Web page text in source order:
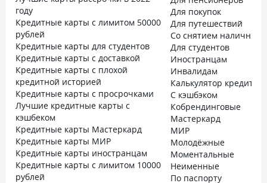
году
Кредитные карты с лимитом 50000
рублей
Кредитные карты для студентов
Кредитные карты с доставкой
Кредитные карты с плохой
кредитной историей
Кредитные карты с просрочками
Лучшие кредитные карты с
кэшбеком
Кредитные карты Мастеркард
Кредитные карты МИР
Кредитные карты иностранцам
Кредитные карты с лимитом 10000
рублей
Для покупок
Для путешествий
Со снятием наличных
Для студентов
Иностранцам
Инвалидам
Калькулятор
С кэшбэком
Кобрендинговые
Мастеркард
МИР
Молодёжные
Моментальные
Неименные
По паспорту